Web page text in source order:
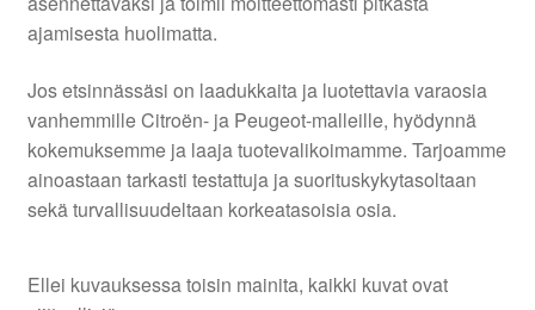
ajamisesta huolimatta.
Jos etsinnässäsi on laadukkaita ja luotettavia varaosia
vanhemmille Citroën- ja Peugeot-malleille, hyödynnä
kokemuksemme ja laaja tuotevalikoimamme. Tarjoamme
ainoastaan tarkasti testattuja ja suorituskykytasoltaan
sekä turvallisuudeltaan korkeatasoisia osia.
Ellei kuvauksessa toisin mainita, kaikki kuvat ovat